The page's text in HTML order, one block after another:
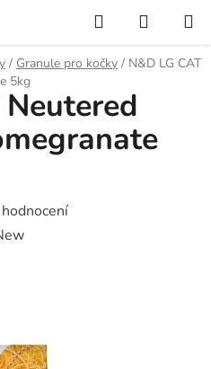
Hledat
KOŠÍK
/ Granule pro kočky / N&D LG CAT
5kg
Neutered